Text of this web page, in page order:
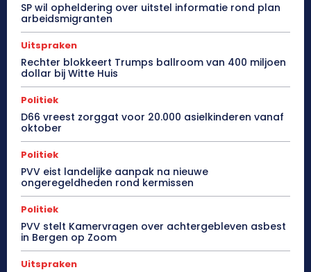
SP wil opheldering over uitstel informatie rond plan
arbeidsmigranten
Uitspraken
Rechter blokkeert Trumps ballroom van 400 miljoen
dollar bij Witte Huis
Politiek
D66 vreest zorggat voor 20.000 asielkinderen vanaf
oktober
Politiek
PVV eist landelijke aanpak na nieuwe
ongeregeldheden rond kermissen
Politiek
PVV stelt Kamervragen over achtergebleven asbest
in Bergen op Zoom
Uitspraken